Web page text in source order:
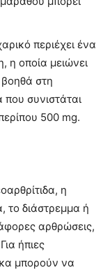
περιέχει ένα
η οποία μειώνει
στη
που συνιστάται
500 mg.
η
το διάστρεμμα ή
αρθρώσεις,
ήπιες
μπορούν να